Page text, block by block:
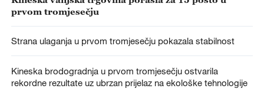
prvom tromjesečju
Strana ulaganja u prvom tromjesečju pokazala stabilnost
Kineska brodogradnja u prvom tromjesečju ostvarila
rekordne rezultate uz ubrzan prijelaz na ekološke tehnologije